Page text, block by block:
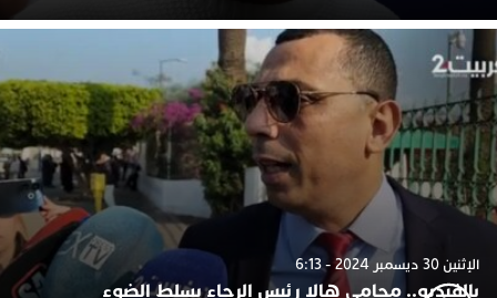
الإثنين 30 ديسمبر 2024 - 6:13
بالفيديو.. محامي هالا رئيس الرجاء يسلط الضوء